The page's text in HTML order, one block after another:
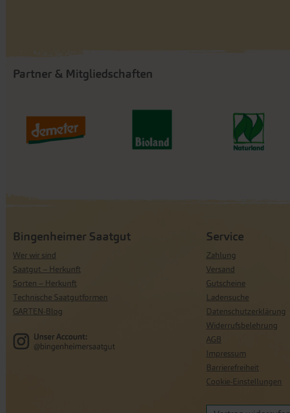
Partner & Mitgliedschaften
Bingenheimer Saatgut
Wer wir sind
Saatgut – Herkunft
Sorten – Herkunft
Technische Saatgutformen
GARTEN-Blog
Service
Zahlung
Versand
Gutscheine
Ladensuche
Datenschutzerklärung
Widerrufsbelehrung
AGB
Impressum
Barrierefreiheit
Cookie-Einstellungen